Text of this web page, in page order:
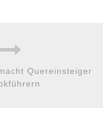
Quereinsteiger